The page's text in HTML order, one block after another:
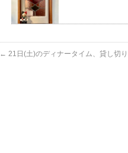
← 21日(土)のディナータイム、貸し切